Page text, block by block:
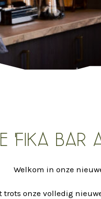
Fika bar
Welkom in onze
onze volledig